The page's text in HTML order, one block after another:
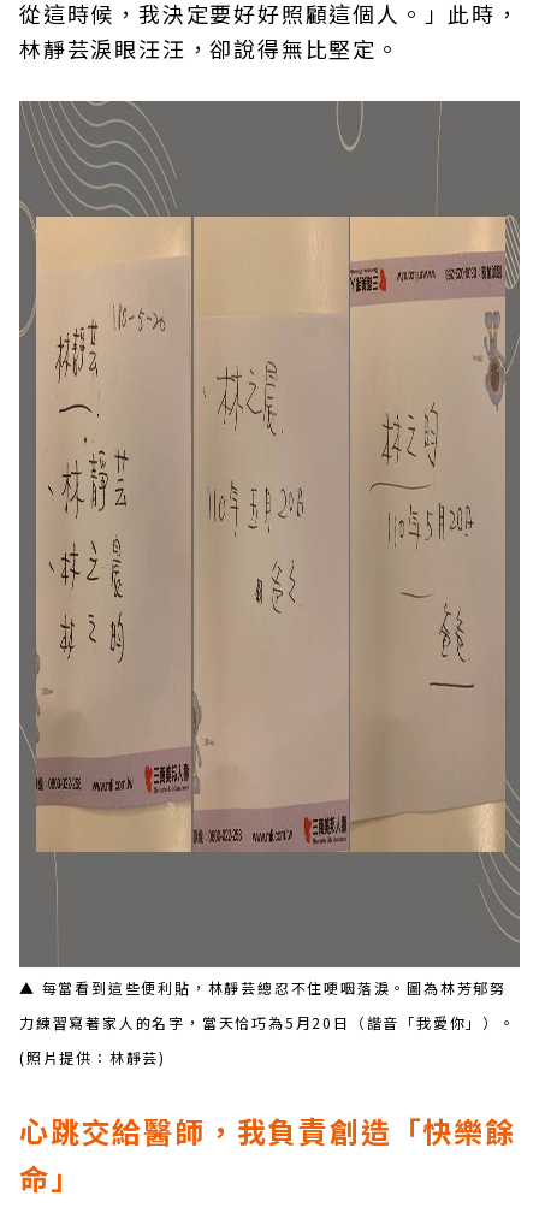
從這時候，我決定要好好照顧這個人。」此時，
林靜芸淚眼汪汪，卻說得無比堅定。
▲ 每當看到這些便利貼，林靜芸總忍不住哽咽落淚。圖為林芳郁努
力練習寫著家人的名字，當天恰巧為5月20日（諧音「我愛你」）。
(照片提供：林靜芸)
心跳交給醫師，我負責創造「快樂餘
命」